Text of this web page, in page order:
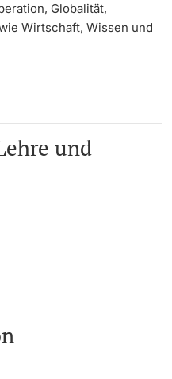
Globalität,
Wirtschaft, Wissen und
und